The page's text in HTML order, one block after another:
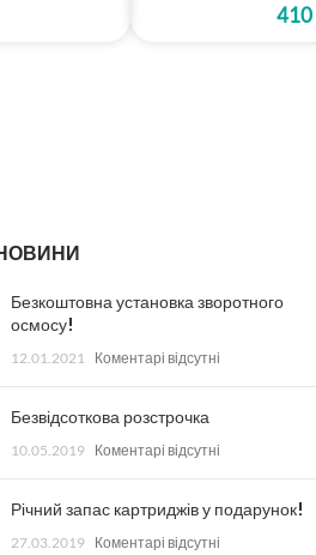
410
Безкоштовна установка зворотного
осмосу!
12.01.2021 Коментарі відсутні
Безвідсоткова розстрочка
10.05.2019 Коментарі відсутні
Річний запас картриджів у подарунок!
27.03.2019 Коментарі відсутні